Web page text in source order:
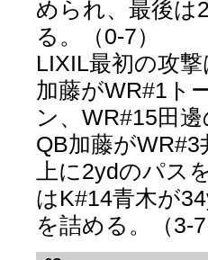
められ、最後は
る。（0-7）
LIXIL最初の攻
加藤がWR#1ト
ン、WR#15田
QB加藤が
上に2ydのパス
はK#14青木が
を詰める。（3-7